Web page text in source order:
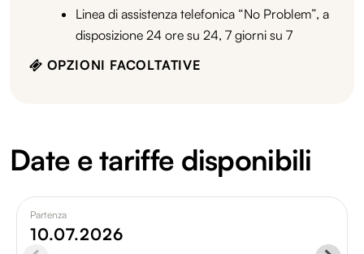
Linea di assistenza telefonica “No Problem”, a
disposizione 24 ore su 24, 7 giorni su 7
OPZIONI FACOLTATIVE
Date e tariffe disponibili
Partenza
10.07.2026